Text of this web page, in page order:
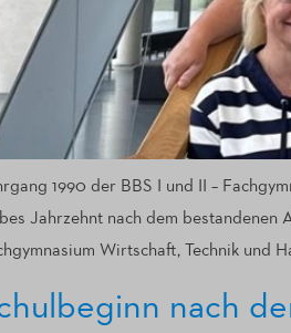
1990 der BBS I und II –
Jahrzehnt nach dem
Wirtschaft, Technik und
nach